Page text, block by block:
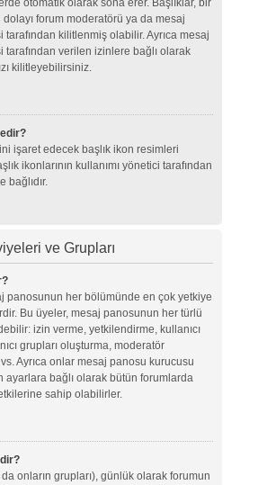
otomatik olarak sona erer. Başlıklar, bir
forum moderatörü ya da mesaj
kilitlenmiş olabilir. Ayrıca mesaj
tarafından verilen izinlere bağlı olarak
kilitleyebilirsiniz.
işaret edecek başlık ikon resimleri
ikonlarının kullanımı yönetici tarafından
bağlıdır.
ve Grupları
panosunun her bölümünde en çok yetkiye
Bu üyeler, mesaj panosunun her türlü
izin verme, yetkilendirme, kullanıcı
grupları oluşturma, moderatör
Ayrıca onlar mesaj panosu kurucusu
ayarlara bağlı olarak bütün forumlarda
sahip olabilirler.
onların grupları), günlük olarak forumun